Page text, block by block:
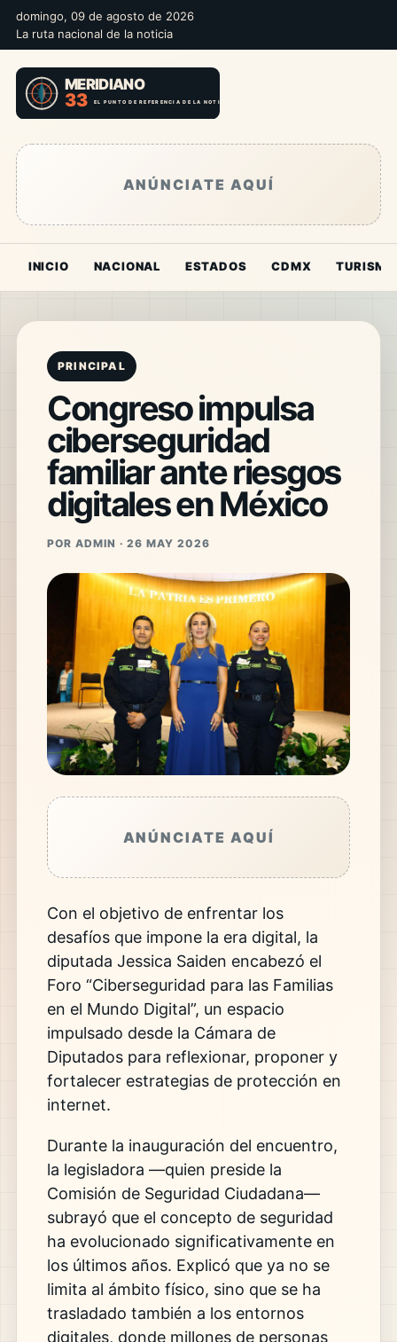
domingo, 09 de agosto de 2026
La ruta nacional de la noticia
ANÚNCIATE AQUÍ
INICIO NACIONAL ESTADOS CDMX TURISMO
PRINCIPAL
Congreso impulsa
ciberseguridad
familiar ante riesgos
digitales en México
POR ADMIN · 26 MAY 2026
ANÚNCIATE AQUÍ
Con el objetivo de enfrentar los
desafíos que impone la era digital, la
diputada Jessica Saiden encabezó el
Foro “Ciberseguridad para las Familias
en el Mundo Digital”, un espacio
impulsado desde la Cámara de
Diputados para reflexionar, proponer y
fortalecer estrategias de protección en
internet.
Durante la inauguración del encuentro,
la legisladora —quien preside la
Comisión de Seguridad Ciudadana—
subrayó que el concepto de seguridad
ha evolucionado significativamente en
los últimos años. Explicó que ya no se
limita al ámbito físico, sino que se ha
trasladado también a los entornos
digitales, donde millones de personas